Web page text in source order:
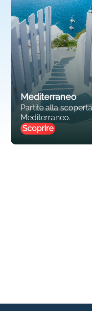
Mediterraneo
Partite alla
Mediterraneo.
Scoprire